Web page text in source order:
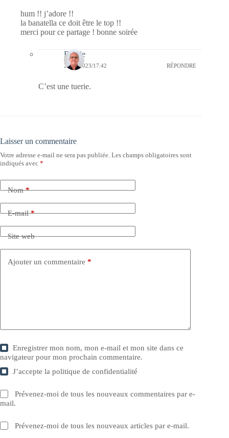
hum !! j’adore !!
la banatella ce doit être le top !!
merci pour ce partage ! bonne soirée
Bernie
26/04/2023/17:42 RÉPONDRE
C’est une tuerie.
Laisser un commentaire
Votre adresse e-mail ne sera pas publiée. Les champs obligatoires sont
indiqués avec *
Nom*
E-mail*
Site web
Ajouter un commentaire *
Enregistrer mon nom, mon e-mail et mon site dans ce
navigateur pour mon prochain commentaire.
J’accepte lapolitique de confidentialité
Prévenez-moi de tous les nouveaux commentaires par e-
mail.
Prévenez-moi de tous les nouveaux articles par e-mail.